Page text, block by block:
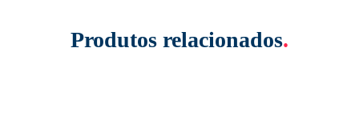
Produtos relacionados.